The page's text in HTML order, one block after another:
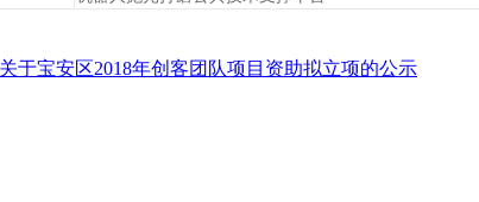
关于宝安区2018年创客团队项目资助拟立项的公示